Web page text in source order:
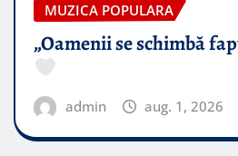
MUZICA POPULARA
„Oamenii se schimbă
admin aug. 1, 2026